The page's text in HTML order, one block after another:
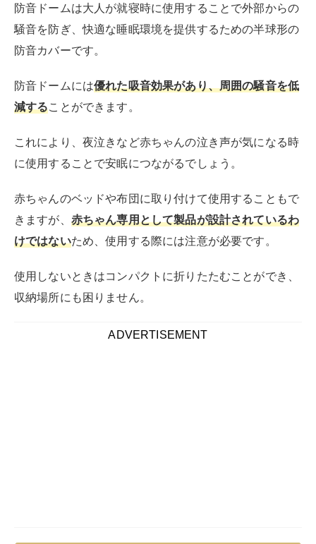
防音ドームは大人が就寝時に使用することで外部からの
騒音を防ぎ、快適な睡眠環境を提供するための半球形の
防音カバーです。
防音ドームには優れた吸音効果があり、周囲の騒音を低
減することができます。
これにより、夜泣きなど赤ちゃんの泣き声が気になる時
に使用することで安眠につながるでしょう。
赤ちゃんのベッドや布団に取り付けて使用することもで
きますが、 赤ちゃん専用として製品が設計されているわ
けではないため、使用する際には注意が必要です。
使用しないときはコンパクトに折りたたむことができ、
収納場所にも困りません。
ADVERTISEMENT